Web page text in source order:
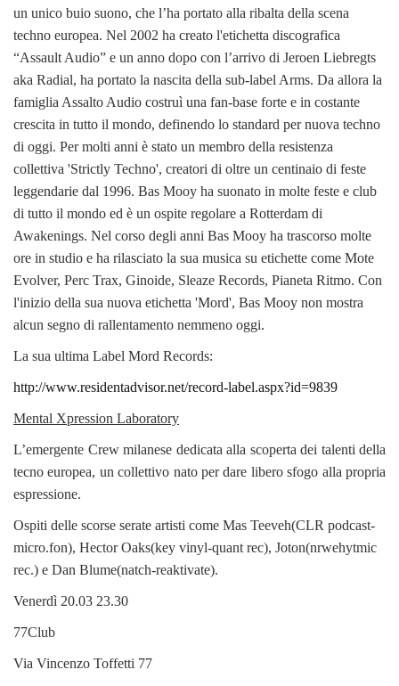
un unico buio suono, che l’ha portato alla ribalta della scena
techno europea. Nel 2002 ha creato l'etichetta discografica
“Assault Audio” e un anno dopo con l’arrivo di Jeroen Liebregts
aka Radial, ha portato la nascita della sub-label Arms. Da allora la
famiglia Assalto Audio costruì una fan-base forte e in costante
crescita in tutto il mondo, definendo lo standard per nuova techno
di oggi. Per molti anni è stato un membro della resistenza
collettiva 'Strictly Techno', creatori di oltre un centinaio di feste
leggendarie dal 1996. Bas Mooy ha suonato in molte feste e club
di tutto il mondo ed è un ospite regolare a Rotterdam di
Awakenings. Nel corso degli anni Bas Mooy ha trascorso molte
ore in studio e ha rilasciato la sua musica su etichette come Mote
Evolver, Perc Trax, Ginoide, Sleaze Records, Pianeta Ritmo. Con
l'inizio della sua nuova etichetta 'Mord', Bas Mooy non mostra
alcun segno di rallentamento nemmeno oggi.
La sua ultima Label Mord Records:
http://www.residentadvisor.net/record-label.aspx?id=9839
Mental Xpression Laboratory
L’emergente Crew milanese dedicata alla scoperta dei talenti della
tecno europea, un collettivo nato per dare libero sfogo alla propria
espressione.
Ospiti delle scorse serate artisti come Mas Teeveh(CLR podcast-
micro.fon), Hector Oaks(key vinyl-quant rec), Joton(nrwehytmic
rec.) e Dan Blume(natch-reaktivate).
Venerdì 20.03 23.30
77Club
Via Vincenzo Toffetti 77